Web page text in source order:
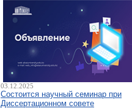
03.12.2025
Состоится научный семинар при
Диссертационном совете